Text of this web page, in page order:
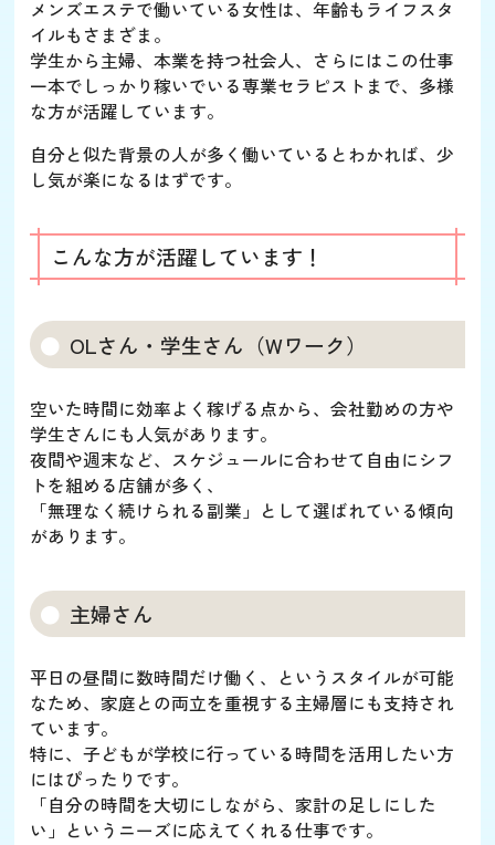
メンズエステで働いている女性は、年齢もライフスタ
イルもさまざま。
学生から主婦、本業を持つ社会人、さらにはこの仕事
一本でしっかり稼いでいる専業セラピストまで、多様
な方が活躍しています。
自分と似た背景の人が多く働いているとわかれば、少
し気が楽になるはずです。
こんな方が活躍しています！
OLさん・学生さん（Wワーク）
空いた時間に効率よく稼げる点から、会社勤めの方や
学生さんにも人気があります。
夜間や週末など、スケジュールに合わせて自由にシフ
トを組める店舗が多く、
「無理なく続けられる副業」として選ばれている傾向
があります。
主婦さん
平日の昼間に数時間だけ働く、というスタイルが可能
なため、家庭との両立を重視する主婦層にも支持され
ています。
特に、子どもが学校に行っている時間を活用したい方
にはぴったりです。
「自分の時間を大切にしながら、家計の足しにした
い」というニーズに応えてくれる仕事です。